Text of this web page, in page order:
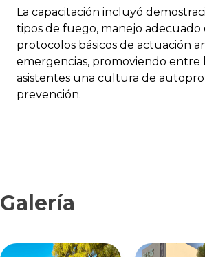
La capacitación incluyó
tipos de fuego, manejo adecuado
protocolos básicos de actuación
emergencias, promoviendo entre
asistentes una cultura de
prevención.
Galería